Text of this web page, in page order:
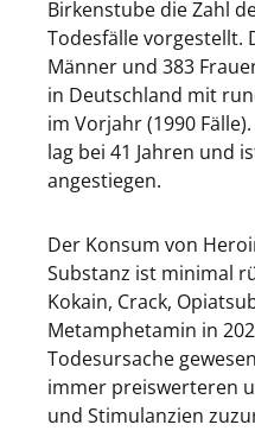
Birkenstube die Zahl
Todesfälle vorgestellt.
Männer und 383
in Deutschland mit
im Vorjahr (1990
lag bei 41 Jahren und
angestiegen.
Der Konsum von
Substanz ist minimal
Kokain, Crack,
Metamphetamin in
Todesursache
immer preiswerteren
und Stimulanzien